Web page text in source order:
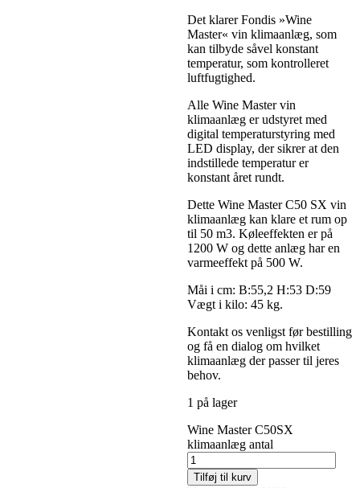
Det klarer Fondis »Wine
Master« vin klimaanlæg, som
kan tilbyde såvel konstant
temperatur, som kontrolleret
luftfugtighed.
Alle Wine Master vin
klimaanlæg er udstyret med
digital temperaturstyring med
LED display, der sikrer at den
indstillede temperatur er
konstant året rundt.
Dette Wine Master C50 SX vin
klimaanlæg kan klare et rum op
til 50 m3. Køleeffekten er på
1200 W og dette anlæg har en
varmeeffekt på 500 W.
Måi i cm: B:55,2 H:53 D:59
Vægt i kilo: 45 kg.
Kontakt os venligst før bestilling
og få en dialog om hvilket
klimaanlæg der passer til jeres
behov.
1 på lager
Wine Master C50SX
klimaanlæg antal
Tilføj til kurv